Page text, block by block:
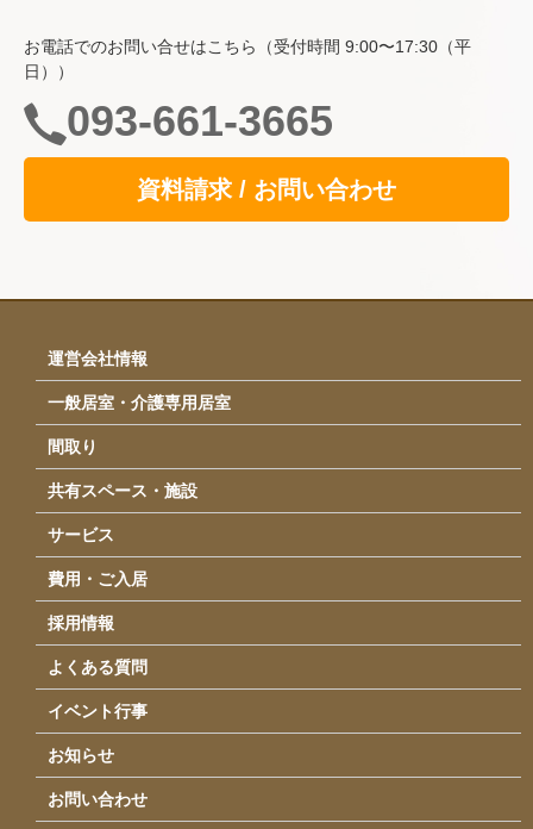
空室情報
一般居室・介護専用居室
自立支援の取り組み
共用スペース
採用情報
運営会社情報
アクセス
お問い合わせ
お電話でのお問い合せはこちら（受付時間 9:00〜17:30（平
日））
093-661-3665
資料請求 / お問い合わせ
運営会社情報
一般居室・介護専用居室
間取り
共有スペース・施設
サービス
費用・ご入居
採用情報
よくある質問
イベント行事
お知らせ
お問い合わせ